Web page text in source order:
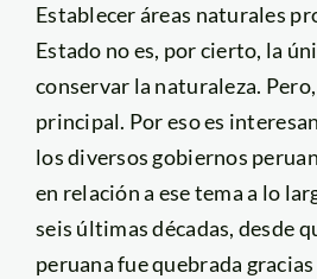
Establecer áreas naturales
Estado no es, por cierto, la
conservar la naturaleza.
principal. Por eso es
los diversos gobiernos
en relación a ese tema a lo
seis últimas décadas, desde
peruana fue quebrada